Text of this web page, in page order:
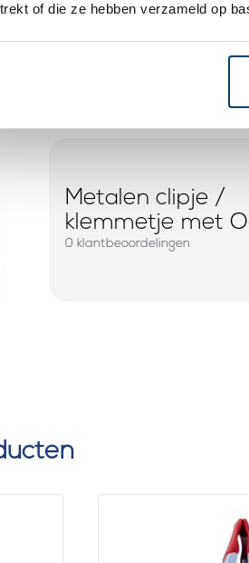
of die ze hebben verzameld op
Metalen clipje /
klemmetje met
0 klantbeoordelingen